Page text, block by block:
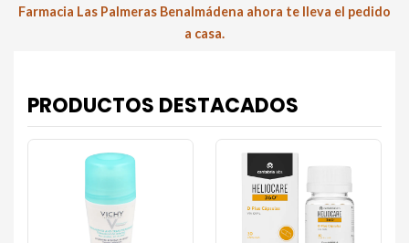
Farmacia Las Palmeras Benalmádena ahora te lleva el pedido
a casa.